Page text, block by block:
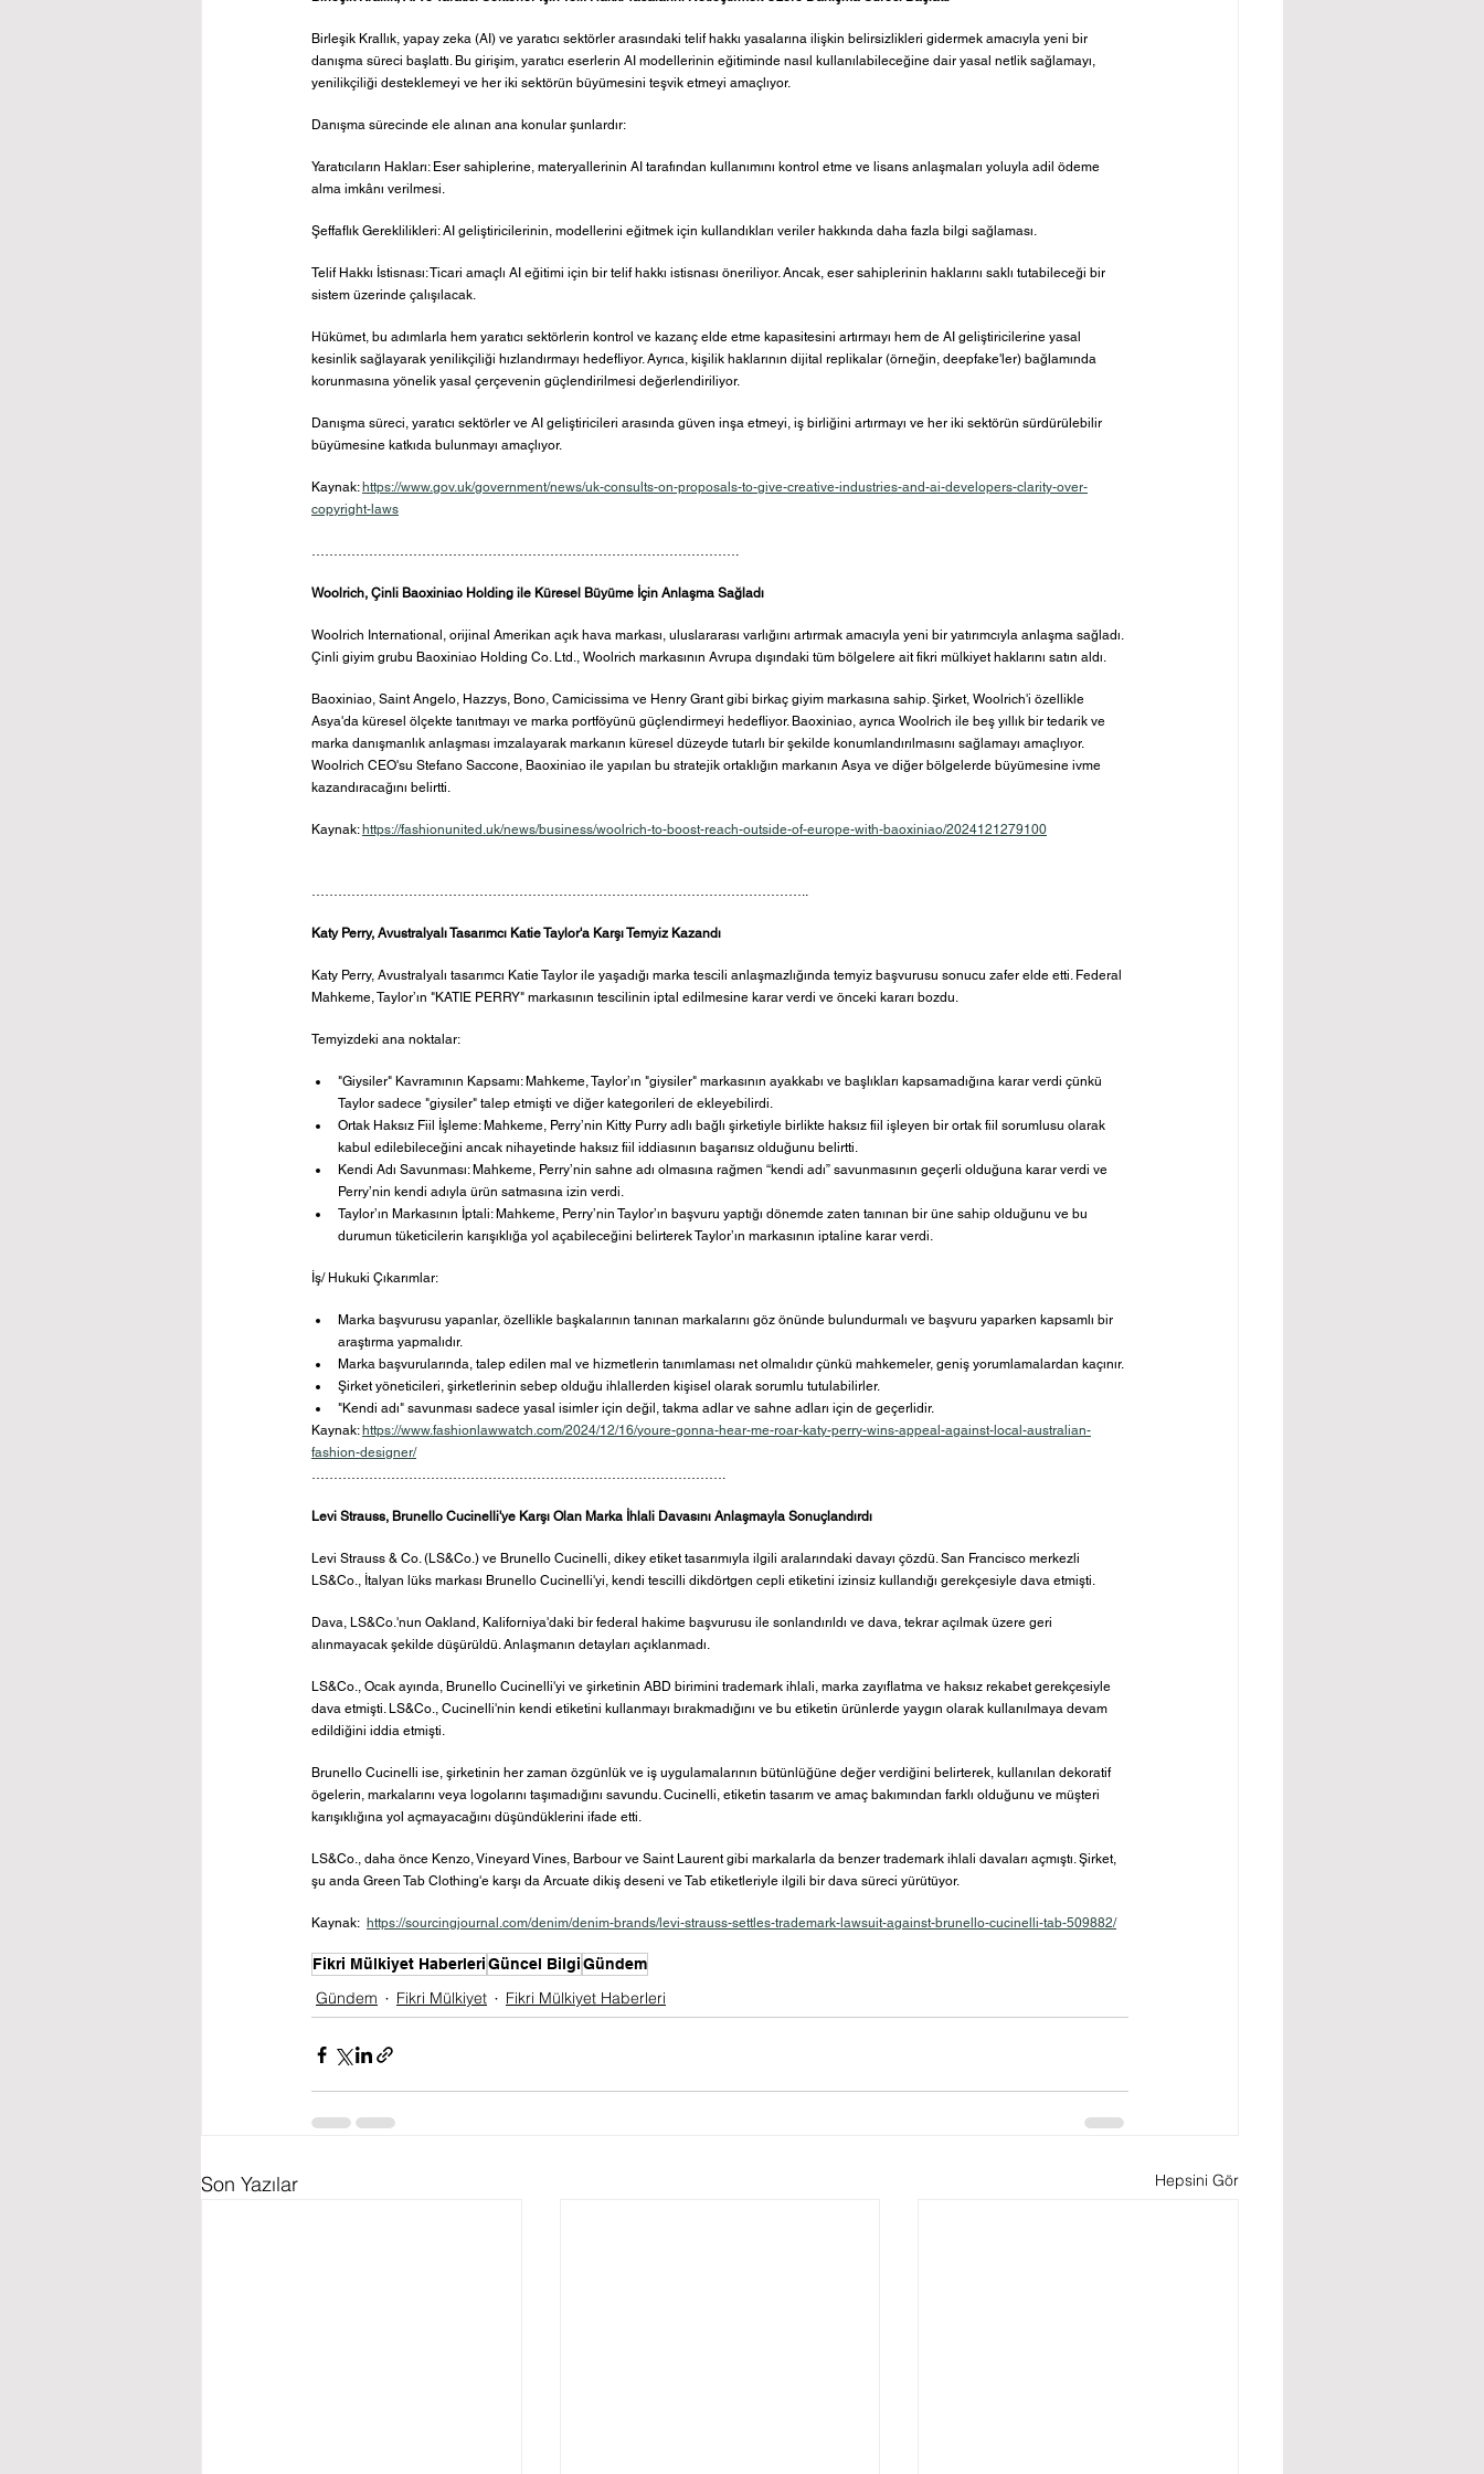
Birleşik Krallık, yapay zeka (AI) ve yaratıcı sektörler arasındaki telif hakkı yasalarına ilişkin belirsizlikleri gidermek amacıyla yeni bir
danışma süreci başlattı. Bu girişim, yaratıcı eserlerin AI modellerinin eğitiminde nasıl kullanılabileceğine dair yasal netlik sağlamayı,
yenilikçiliği desteklemeyi ve her iki sektörün büyümesini teşvik etmeyi amaçlıyor.
Danışma sürecinde ele alınan ana konular şunlardır:
Yaratıcıların Hakları: Eser sahiplerine, materyallerinin AI tarafından kullanımını kontrol etme ve lisans anlaşmaları yoluyla adil ödeme
alma imkânı verilmesi.
Şeffaflık Gereklilikleri: AI geliştiricilerinin, modellerini eğitmek için kullandıkları veriler hakkında daha fazla bilgi sağlaması.
Telif Hakkı İstisnası: Ticari amaçlı AI eğitimi için bir telif hakkı istisnası öneriliyor. Ancak, eser sahiplerinin haklarını saklı tutabileceği bir
sistem üzerinde çalışılacak.
Hükümet, bu adımlarla hem yaratıcı sektörlerin kontrol ve kazanç elde etme kapasitesini artırmayı hem de AI geliştiricilerine yasal
kesinlik sağlayarak yenilikçiliği hızlandırmayı hedefliyor. Ayrıca, kişilik haklarının dijital replikalar (örneğin, deepfake'ler) bağlamında
korunmasına yönelik yasal çerçevenin güçlendirilmesi değerlendiriliyor.
Danışma süreci, yaratıcı sektörler ve AI geliştiricileri arasında güven inşa etmeyi, iş birliğini artırmayı ve her iki sektörün sürdürülebilir
büyümesine katkıda bulunmayı amaçlıyor.
Kaynak: https://www.gov.uk/government/news/uk-consults-on-proposals-to-give-creative-industries-and-ai-developers-clarity-over-
copyright-laws
…………………………………………………………………………………….
Woolrich, Çinli Baoxiniao Holding ile Küresel Büyüme İçin Anlaşma Sağladı
Woolrich International, orijinal Amerikan açık hava markası, uluslararası varlığını artırmak amacıyla yeni bir yatırımcıyla anlaşma sağladı.
Çinli giyim grubu Baoxiniao Holding Co. Ltd., Woolrich markasının Avrupa dışındaki tüm bölgelere ait fikri mülkiyet haklarını satın aldı.
Baoxiniao, Saint Angelo, Hazzys, Bono, Camicissima ve Henry Grant gibi birkaç giyim markasına sahip. Şirket, Woolrich'i özellikle
Asya'da küresel ölçekte tanıtmayı ve marka portföyünü güçlendirmeyi hedefliyor. Baoxiniao, ayrıca Woolrich ile beş yıllık bir tedarik ve
marka danışmanlık anlaşması imzalayarak markanın küresel düzeyde tutarlı bir şekilde konumlandırılmasını sağlamayı amaçlıyor.
Woolrich CEO'su Stefano Saccone, Baoxiniao ile yapılan bu stratejik ortaklığın markanın Asya ve diğer bölgelerde büyümesine ivme
kazandıracağını belirtti.
Kaynak: https://fashionunited.uk/news/business/woolrich-to-boost-reach-outside-of-europe-with-baoxiniao/2024121279100
…………………………………………………………………………………………………..
Katy Perry, Avustralyalı Tasarımcı Katie Taylor'a Karşı Temyiz Kazandı
Katy Perry, Avustralyalı tasarımcı Katie Taylor ile yaşadığı marka tescili anlaşmazlığında temyiz başvurusu sonucu zafer elde etti. Federal
Mahkeme, Taylor’ın "KATIE PERRY" markasının tescilinin iptal edilmesine karar verdi ve önceki kararı bozdu.
Temyizdeki ana noktalar:
"Giysiler" Kavramının Kapsamı: Mahkeme, Taylor’ın "giysiler" markasının ayakkabı ve başlıkları kapsamadığına karar verdi çünkü
Taylor sadece "giysiler" talep etmişti ve diğer kategorileri de ekleyebilirdi.
Ortak Haksız Fiil İşleme: Mahkeme, Perry’nin Kitty Purry adlı bağlı şirketiyle birlikte haksız fiil işleyen bir ortak fiil sorumlusu olarak
kabul edilebileceğini ancak nihayetinde haksız fiil iddiasının başarısız olduğunu belirtti.
Kendi Adı Savunması: Mahkeme, Perry’nin sahne adı olmasına rağmen “kendi adı” savunmasının geçerli olduğuna karar verdi ve
Perry’nin kendi adıyla ürün satmasına izin verdi.
Taylor’ın Markasının İptali: Mahkeme, Perry’nin Taylor’ın başvuru yaptığı dönemde zaten tanınan bir üne sahip olduğunu ve bu
durumun tüketicilerin karışıklığa yol açabileceğini belirterek Taylor’ın markasının iptaline karar verdi.
İş/ Hukuki Çıkarımlar:
Marka başvurusu yapanlar, özellikle başkalarının tanınan markalarını göz önünde bulundurmalı ve başvuru yaparken kapsamlı bir
araştırma yapmalıdır.
Marka başvurularında, talep edilen mal ve hizmetlerin tanımlaması net olmalıdır çünkü mahkemeler, geniş yorumlamalardan kaçınır.
Şirket yöneticileri, şirketlerinin sebep olduğu ihlallerden kişisel olarak sorumlu tutulabilirler.
"Kendi adı" savunması sadece yasal isimler için değil, takma adlar ve sahne adları için de geçerlidir.
Kaynak: https://www.fashionlawwatch.com/2024/12/16/youre-gonna-hear-me-roar-katy-perry-wins-appeal-against-local-australian-
fashion-designer/
………………………………………………………………………………….
Levi Strauss, Brunello Cucinelli'ye Karşı Olan Marka İhlali Davasını Anlaşmayla Sonuçlandırdı
Levi Strauss & Co. (LS&Co.) ve Brunello Cucinelli, dikey etiket tasarımıyla ilgili aralarındaki davayı çözdü. San Francisco merkezli
LS&Co., İtalyan lüks markası Brunello Cucinelli'yi, kendi tescilli dikdörtgen cepli etiketini izinsiz kullandığı gerekçesiyle dava etmişti.
Dava, LS&Co.'nun Oakland, Kaliforniya'daki bir federal hakime başvurusu ile sonlandırıldı ve dava, tekrar açılmak üzere geri
alınmayacak şekilde düşürüldü. Anlaşmanın detayları açıklanmadı.
LS&Co., Ocak ayında, Brunello Cucinelli'yi ve şirketinin ABD birimini trademark ihlali, marka zayıflatma ve haksız rekabet gerekçesiyle
dava etmişti. LS&Co., Cucinelli'nin kendi etiketini kullanmayı bırakmadığını ve bu etiketin ürünlerde yaygın olarak kullanılmaya devam
edildiğini iddia etmişti.
Brunello Cucinelli ise, şirketinin her zaman özgünlük ve iş uygulamalarının bütünlüğüne değer verdiğini belirterek, kullanılan dekoratif
ögelerin, markalarını veya logolarını taşımadığını savundu. Cucinelli, etiketin tasarım ve amaç bakımından farklı olduğunu ve müşteri
karışıklığına yol açmayacağını düşündüklerini ifade etti.
LS&Co., daha önce Kenzo, Vineyard Vines, Barbour ve Saint Laurent gibi markalarla da benzer trademark ihlali davaları açmıştı. Şirket,
şu anda Green Tab Clothing'e karşı da Arcuate dikiş deseni ve Tab etiketleriyle ilgili bir dava süreci yürütüyor.
Kaynak: https://sourcingjournal.com/denim/denim-brands/levi-strauss-settles-trademark-lawsuit-against-brunello-cucinelli-tab-509882/
Fikri Mülkiyet HaberleriGüncel BilgiGündem
Gündem Fikri Mülkiyet Fikri Mülkiyet Haberleri
Son Yazılar Hepsini Gör